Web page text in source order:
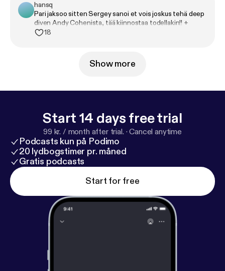
hansq
Pari jaksoo sitten Sergey sanoi et vois joskus tehä deep
diven Andy Cohenista, tää kiinnostaa todellakin!! +
Richardsien äiti Big Kathy kiinnostaa myös
18
Show more
Start 14 days free trial
99 kr. / month after trial. ·Cancel anytime
Podcasts kun på Podimo
20 lydbogstimer pr. måned
Gratis podcasts
Start for free